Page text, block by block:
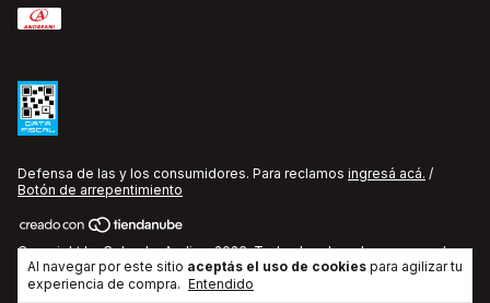
Al navegar por este sitio aceptás el uso de cookies para agilizar tu
experiencia de compra. Entendido
Defensa de las y los consumidores. Para reclamos ingresá acá. /
Botón de arrepentimiento
Copyright La Cobacha Audio - 2026. Todos los derechos reservados.